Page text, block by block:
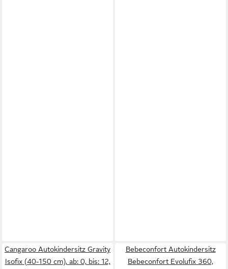
Cangaroo Autokindersitz Gravity
Isofix (40-150 cm), ab: 0, bis: 12,
Bebeconfort Autokindersitz
Bebeconfort Evolufix 360,